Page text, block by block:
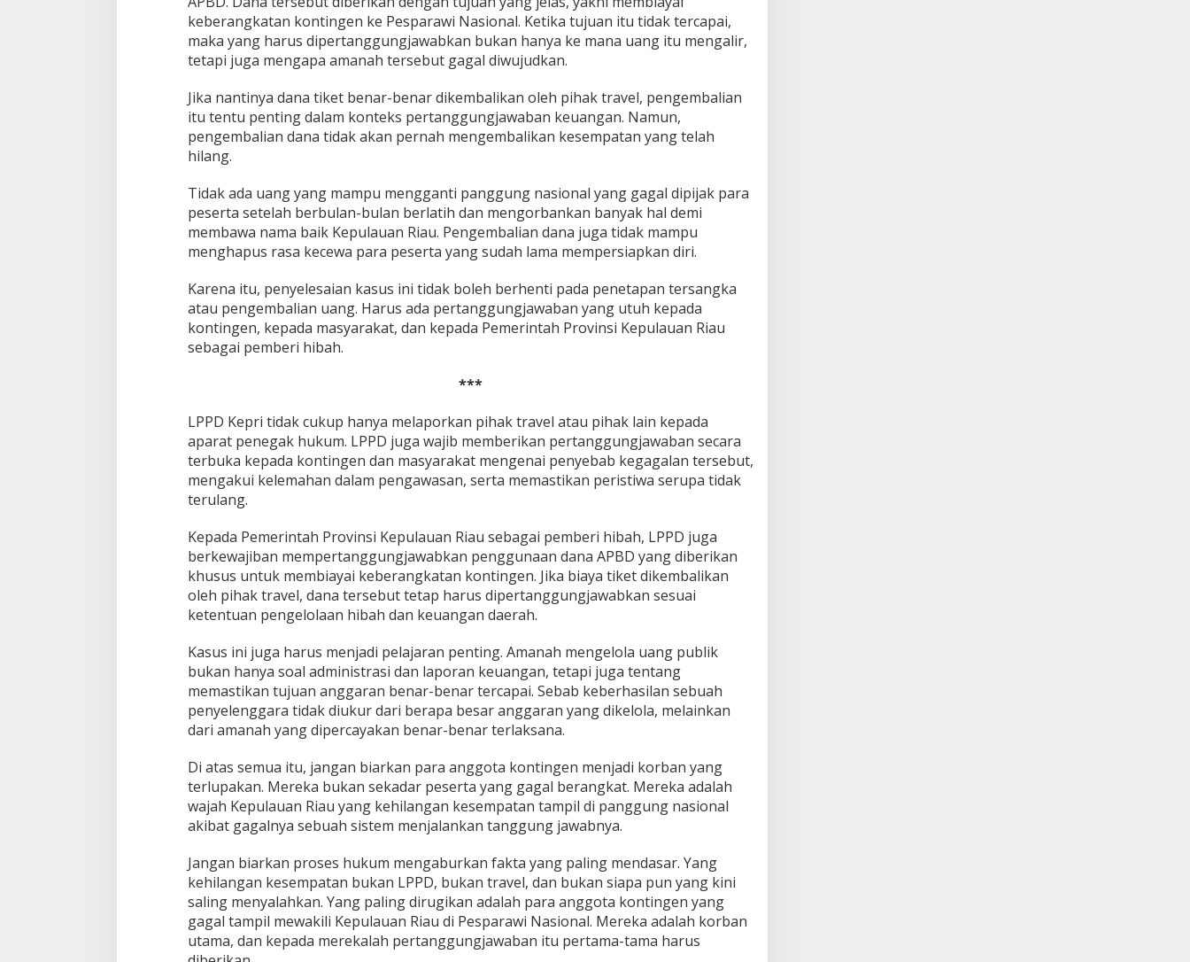
keberangkatan kontingen ke Pesparawi Nasional. Ketika tujuan itu tidak tercapai,
maka yang harus dipertanggungjawabkan bukan hanya ke mana uang itu mengalir,
tetapi juga mengapa amanah tersebut gagal diwujudkan.
Jika nantinya dana tiket benar-benar dikembalikan oleh pihak travel, pengembalian
itu tentu penting dalam konteks pertanggungjawaban keuangan. Namun,
pengembalian dana tidak akan pernah mengembalikan kesempatan yang telah
hilang.
Tidak ada uang yang mampu mengganti panggung nasional yang gagal dipijak para
peserta setelah berbulan-bulan berlatih dan mengorbankan banyak hal demi
membawa nama baik Kepulauan Riau. Pengembalian dana juga tidak mampu
menghapus rasa kecewa para peserta yang sudah lama mempersiapkan diri.
Karena itu, penyelesaian kasus ini tidak boleh berhenti pada penetapan tersangka
atau pengembalian uang. Harus ada pertanggungjawaban yang utuh kepada
kontingen, kepada masyarakat, dan kepada Pemerintah Provinsi Kepulauan Riau
sebagai pemberi hibah.
***
LPPD Kepri tidak cukup hanya melaporkan pihak travel atau pihak lain kepada
aparat penegak hukum. LPPD juga wajib memberikan pertanggungjawaban secara
terbuka kepada kontingen dan masyarakat mengenai penyebab kegagalan tersebut,
mengakui kelemahan dalam pengawasan, serta memastikan peristiwa serupa tidak
terulang.
Kepada Pemerintah Provinsi Kepulauan Riau sebagai pemberi hibah, LPPD juga
berkewajiban mempertanggungjawabkan penggunaan dana APBD yang diberikan
khusus untuk membiayai keberangkatan kontingen. Jika biaya tiket dikembalikan
oleh pihak travel, dana tersebut tetap harus dipertanggungjawabkan sesuai
ketentuan pengelolaan hibah dan keuangan daerah.
Kasus ini juga harus menjadi pelajaran penting. Amanah mengelola uang publik
bukan hanya soal administrasi dan laporan keuangan, tetapi juga tentang
memastikan tujuan anggaran benar-benar tercapai. Sebab keberhasilan sebuah
penyelenggara tidak diukur dari berapa besar anggaran yang dikelola, melainkan
dari amanah yang dipercayakan benar-benar terlaksana.
Di atas semua itu, jangan biarkan para anggota kontingen menjadi korban yang
terlupakan. Mereka bukan sekadar peserta yang gagal berangkat. Mereka adalah
wajah Kepulauan Riau yang kehilangan kesempatan tampil di panggung nasional
akibat gagalnya sebuah sistem menjalankan tanggung jawabnya.
Jangan biarkan proses hukum mengaburkan fakta yang paling mendasar. Yang
kehilangan kesempatan bukan LPPD, bukan travel, dan bukan siapa pun yang kini
saling menyalahkan. Yang paling dirugikan adalah para anggota kontingen yang
gagal tampil mewakili Kepulauan Riau di Pesparawi Nasional. Mereka adalah korban
utama, dan kepada merekalah pertanggungjawaban itu pertama-tama harus